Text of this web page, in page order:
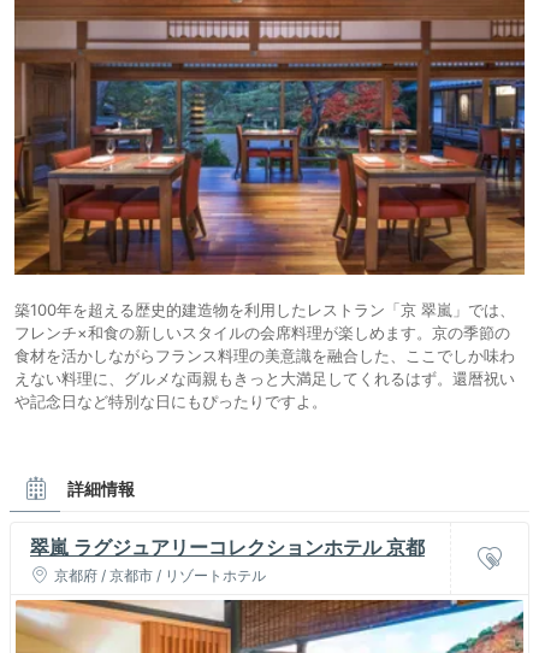
築100年を超える歴史的建造物を利用したレストラン「京 翠嵐」では、
フレンチ×和食の新しいスタイルの会席料理が楽しめます。京の季節の
食材を活かしながらフランス料理の美意識を融合した、ここでしか味わ
えない料理に、グルメな両親もきっと大満足してくれるはず。還暦祝い
や記念日など特別な日にもぴったりですよ。
詳細情報
翠嵐 ラグジュアリーコレクションホテル 京都
京都府 / 京都市 / リゾートホテル